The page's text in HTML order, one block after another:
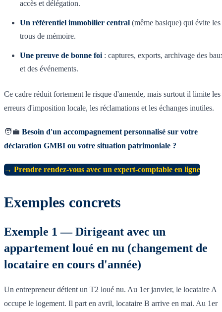
accès et délégation.
Un référentiel immobilier central (même basique) qui évite les
trous de mémoire.
Une preuve de bonne foi : captures, exports, archivage des
et des événements.
Ce cadre réduit fortement le risque d'amende, mais surtout il limite les
erreurs d'imposition locale, les réclamations et les échanges inutiles.
🧑‍💼 Besoin d'un accompagnement personnalisé sur votre
déclaration GMBI ou votre situation patrimoniale ?
→ Prendre rendez-vous avec un expert-comptable en ligne
Exemples concrets
Exemple 1 — Dirigeant avec un
appartement loué en nu (changement de
locataire en cours d'année)
Un entrepreneur détient un T2 loué nu. Au 1er janvier, le locataire A
occupe le logement. Il part en avril, locataire B arrive en mai. Au 1er